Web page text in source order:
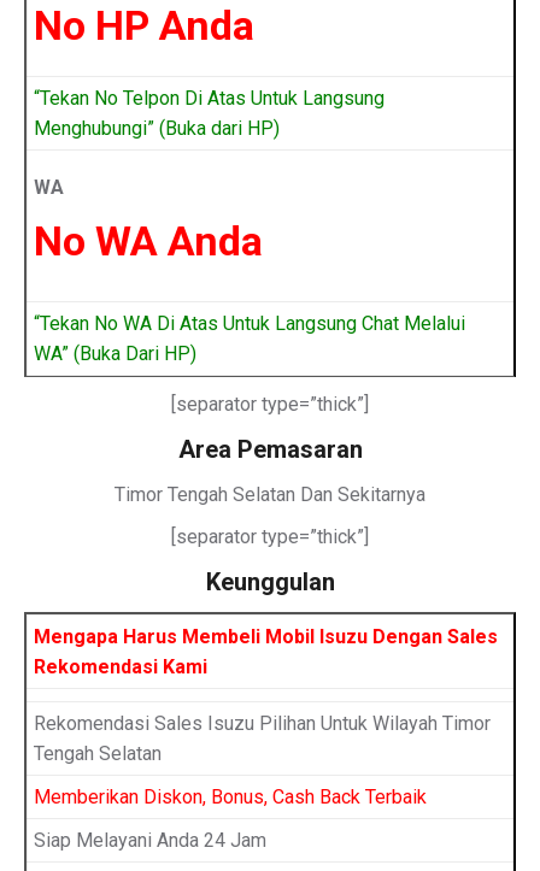
No HP Anda
“Tekan No Telpon Di Atas Untuk Langsung
Menghubungi” (Buka dari HP)
WA
No WA Anda
“Tekan No WA Di Atas Untuk Langsung Chat Melalui
WA” (Buka Dari HP)
[separator type=”thick”]
Area Pemasaran
Timor Tengah Selatan Dan Sekitarnya
[separator type=”thick”]
Keunggulan
Mengapa Harus Membeli Mobil Isuzu Dengan Sales
Rekomendasi Kami
Rekomendasi Sales Isuzu Pilihan Untuk Wilayah Timor
Tengah Selatan
Memberikan Diskon, Bonus, Cash Back Terbaik
Siap Melayani Anda 24 Jam